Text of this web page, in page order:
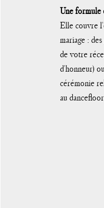
Une formule
Elle couvre
mariage :
de votre
d'honneur)
cérémonie
au